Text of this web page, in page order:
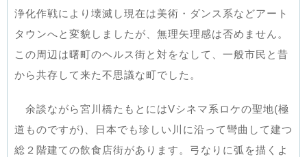
浄化作戦により壊滅し現在は美術・ダンス系などアート
タウンへと変貌しましたが、無理矢理感は否めません。
この周辺は曙町のヘルス街と対をなして、一般市民と昔
から共存して来た不思議な町でした。
余談ながら宮川橋たもとにはVシネマ系ロケの聖地(極
道ものですが)、日本でも珍しい川に沿って彎曲して建つ
総２階建ての飲食店街があります。弓なりに弧を描くよ